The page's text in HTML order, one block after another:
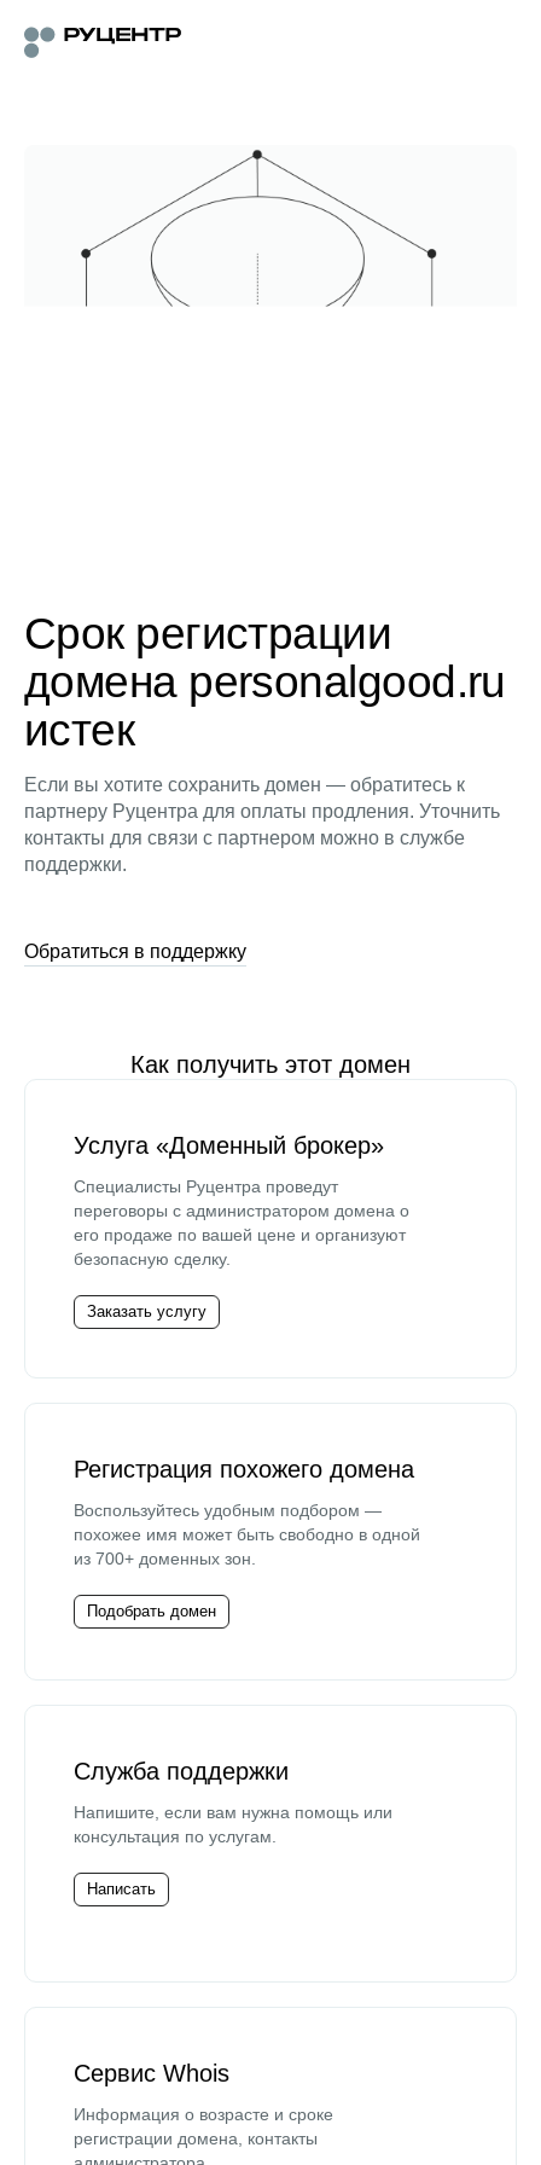
Срок регистрации
домена personalgood.ru
истек
Если вы хотите сохранить домен — обратитесь к
партнеру Руцентра для оплаты продления. Уточнить
контакты для связи с партнером можно в службе
поддержки.
Обратиться в поддержку
Как получить этот домен
Услуга «Доменный брокер»
Специалисты Руцентра проведут
переговоры с администратором домена о
его продаже по вашей цене и организуют
безопасную сделку.
Заказать услугу
Регистрация похожего домена
Воспользуйтесь удобным подбором —
похожее имя может быть свободно в одной
из 700+ доменных зон.
Подобрать домен
Служба поддержки
Напишите, если вам нужна помощь или
консультация по услугам.
Написать
Сервис Whois
Информация о возрасте и сроке
регистрации домена, контакты